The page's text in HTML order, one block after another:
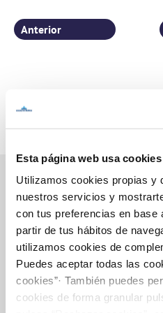
Esta página web usa cookies
Utilizamos cookies propias y
nuestros servicios y
con tus preferencias en base
partir de tus hábitos de
utilizamos cookies de
Puedes aceptar todas las
cookies”· También puedes
cookies de forma granular
Anterior
Inicio
Gestiones Online